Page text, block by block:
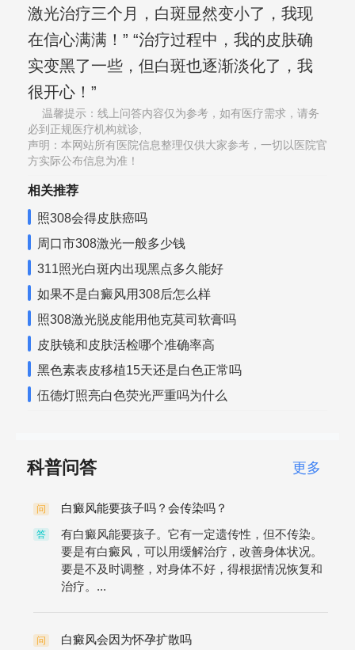
激光治疗三个月，白斑显然变小了，我现
在信心满满！” “治疗过程中，我的皮肤确
实变黑了一些，但白斑也逐渐淡化了，我
很开心！”
温馨提示：线上问答内容仅为参考，如有医疗需求，请务
必到正规医疗机构就诊,
声明：本网站所有医院信息整理仅供大家参考，一切以医院官
方实际公布信息为准！
相关推荐
照308会得皮肤癌吗
周口市308激光一般多少钱
311照光白斑内出现黑点多久能好
如果不是白癜风用308后怎么样
照308激光脱皮能用他克莫司软膏吗
皮肤镜和皮肤活检哪个准确率高
黑色素表皮移植15天还是白色正常吗
伍德灯照亮白色荧光严重吗为什么
科普问答 更多
问 白癜风能要孩子吗？会传染吗？
答
有白癜风能要孩子。它有一定遗传性，但不传染。
要是有白癜风，可以用缓解治疗，改善身体状况。
要是不及时调整，对身体不好，得根据情况恢复和
治疗。...
问 白癜风会因为怀孕扩散吗